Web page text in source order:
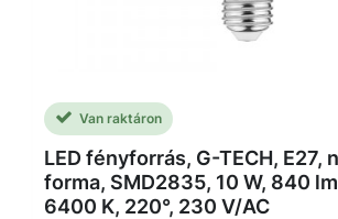
Van raktáron
LED fényforrás, G-TECH, E27,
forma, SMD2835, 10 W, 840
6400 K, 220°, 230 V/AC